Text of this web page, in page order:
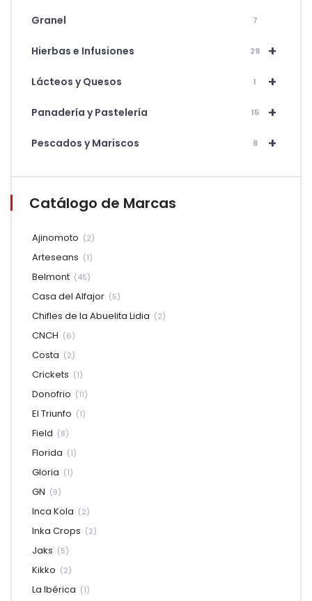
Granel 7
+
Hierbas e Infusiones 29
+
Lácteos y Quesos 1
+
Panadería y Pastelería 15
+
Pescados y Mariscos 8
Catálogo de Marcas
Ajinomoto (2)
Arteseans (1)
Belmont (45)
Casa del Alfajor (5)
Chifles de la Abuelita Lidia (2)
CNCH (6)
Costa (2)
Crickets (1)
Donofrio (11)
El Triunfo (1)
Field (8)
Florida (1)
Gloria (1)
GN (9)
Inca Kola (2)
Inka Crops (2)
Jaks (5)
Kikko (2)
La Ibérica (1)